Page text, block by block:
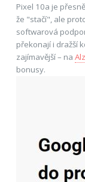
Pixel 10a je
že "stačí", ale
softwarová
překonají i dražší
zajímavější – na
bonusy.